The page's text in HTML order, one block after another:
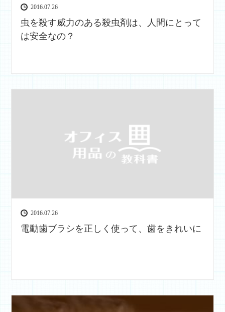
2016.07.26
虫を殺す威力のある殺虫剤は、人間にとって
は安全なの？
2016.07.26
電動歯ブラシを正しく使って、歯をきれいに